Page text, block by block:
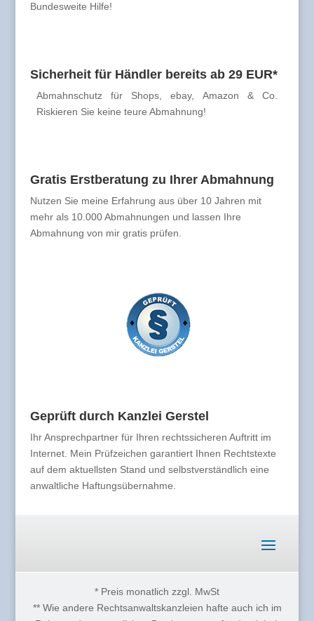
Bundesweite Hilfe!
Sicherheit für Händler bereits ab 29 EUR*
Abmahnschutz für Shops, ebay, Amazon & Co.
Riskieren Sie keine teure Abmahnung!
Gratis Erstberatung zu Ihrer Abmahnung
Nutzen Sie meine Erfahrung aus über 10 Jahren mit
mehr als 10.000 Abmahnungen und lassen Ihre
Abmahnung von mir gratis prüfen.
Geprüft durch Kanzlei Gerstel
Ihr Ansprechpartner für Ihren rechtssicheren Auftritt im
Internet. Mein Prüfzeichen garantiert Ihnen Rechtstexte
auf dem aktuellsten Stand und selbstverständlich eine
anwaltliche Haftungsübernahme.
* Preis monatlich zzgl. MwSt
** Wie andere Rechtsanwaltskanzleien hafte auch ich im